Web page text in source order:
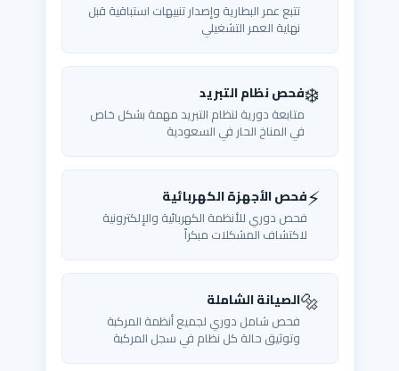
تتبع عمر البطارية وإصدار تنبيهات استباقية قبل
نهاية العمر التشغيلي
❄️فحص نظام التبريد
متابعة دورية لنظام التبريد مهمة بشكل خاص
في المناخ الحار في السعودية
⚡فحص الأجهزة الكهربائية
فحص دوري للأنظمة الكهربائية والإلكترونية
لاكتشاف المشكلات مبكراً
🔩الصيانة الشاملة
فحص شامل دوري لجميع أنظمة المركبة
وتوثيق حالة كل نظام في سجل المركبة